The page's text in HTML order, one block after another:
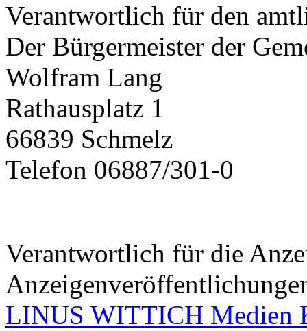
Verantwortlich für den
Der Bürgermeister der
Wolfram Lang
Rathausplatz 1
66839 Schmelz
Telefon 06887/301-0
Verantwortlich für die
LINUS WITTICH Medien